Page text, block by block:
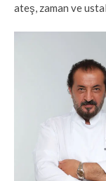
ateş, zaman ve